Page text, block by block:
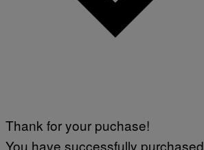
Thank for your puchase!
You have successfully purchased.